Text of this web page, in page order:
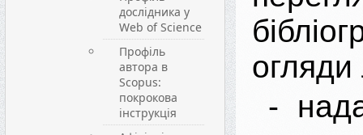
дослідника у
Web of Science
Профіль
автора в
Scopus:
покрокова
інструкція
огляди
-